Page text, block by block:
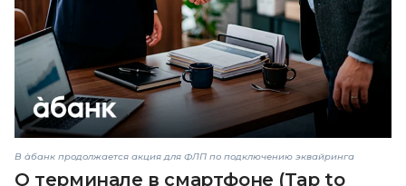
В àбанк продолжается акция для ФЛП по подключению эквайринга
О терминале в смартфоне (Tap to